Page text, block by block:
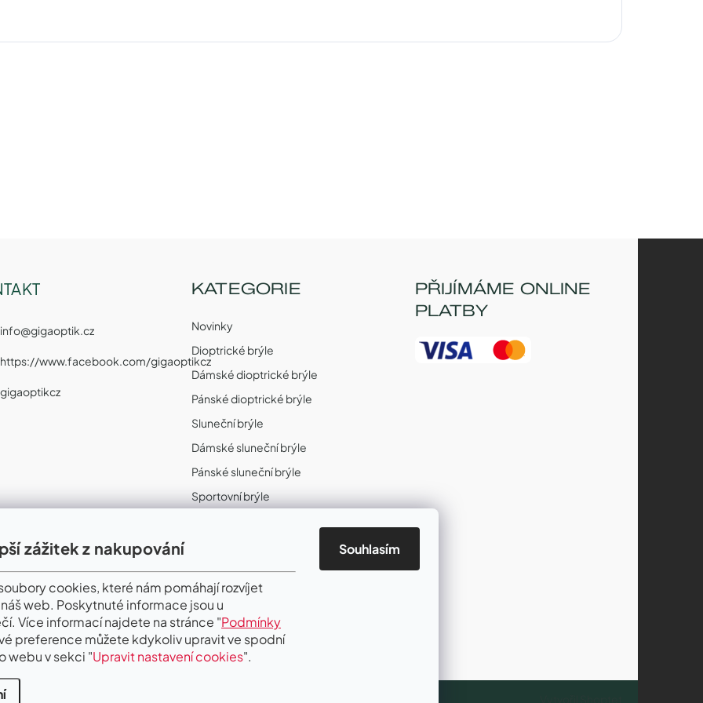
zážitek z nakupování
cookies, které nám pomáhají rozvíjet
web. Poskytnuté informace jsou u
Více informací najdete na stránce "Podmínky
preference můžete kdykoliv upravit ve spodní
webu v sekci "Upravit nastavení cookies".
Souhlasím
info@gigaoptik.cz
https://www.facebook.com/gigaoptikcz
gigaoptikcz
KATEGORIE
Novinky
Dioptrické brýle
Dámské dioptrické brýle
Pánské dioptrické brýle
Sluneční brýle
Dámské sluneční brýle
Pánské sluneční brýle
Sportovní brýle
II. Jakost
PŘIJÍMÁME ONLINE
PLATBY